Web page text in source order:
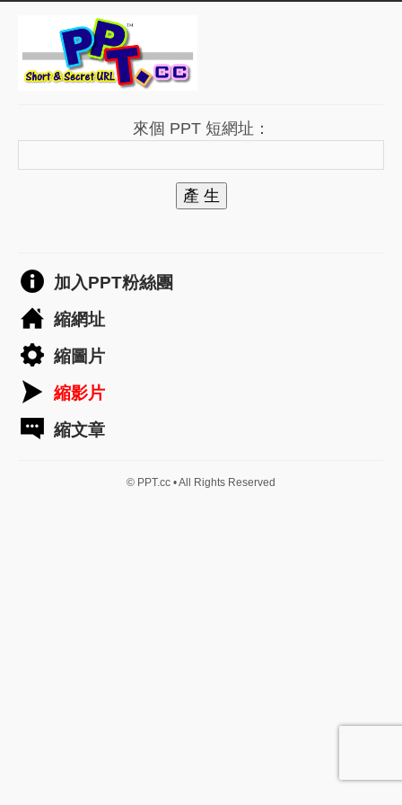
來個 PPT 短網址：
產 生
加入PPT粉絲團
縮網址
縮圖片
縮影片
縮文章
© PPT.cc • All Rights Reserved